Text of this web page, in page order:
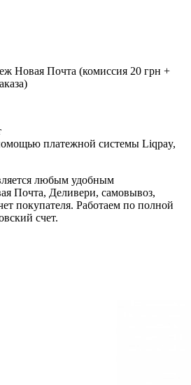
Новая Почта (комиссия 20 грн +
платежной системы Liqpay,
любым удобным
Почта, Деливери, самовывоз,
покупателя. Работаем по полной
счет.